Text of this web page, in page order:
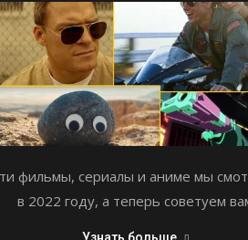
фильмы, сериалы и аниме мы
в 2022 году, а теперь советуем